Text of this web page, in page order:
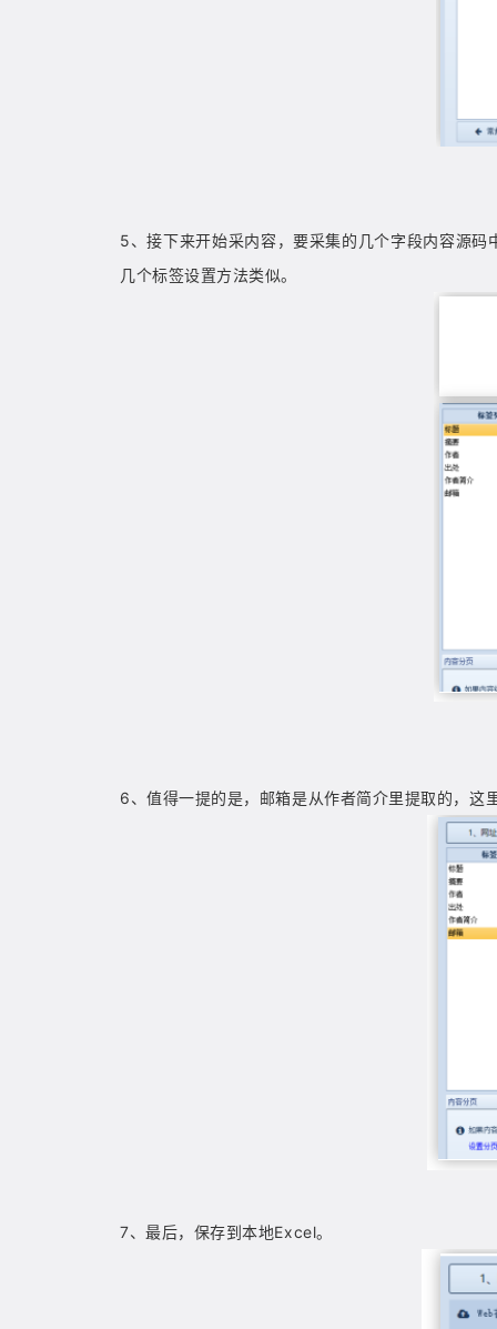
5、接下来开始采内容，要采集的几个字段内容源码
几个标签设置方法类似。
6、值得一提的是，邮箱是从作者简介里提取的，这
7、最后，保存到本地Excel。